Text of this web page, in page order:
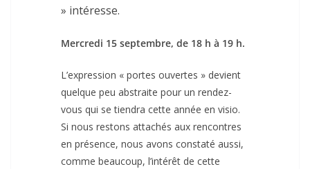
» intéresse.
Mercredi 15 septembre, de 18 h à 19 h.
L’expression « portes ouvertes » devient
quelque peu abstraite pour un rendez-
vous qui se tiendra cette année en visio.
Si nous restons attachés aux rencontres
en présence, nous avons constaté aussi,
comme beaucoup, l’intérêt de cette